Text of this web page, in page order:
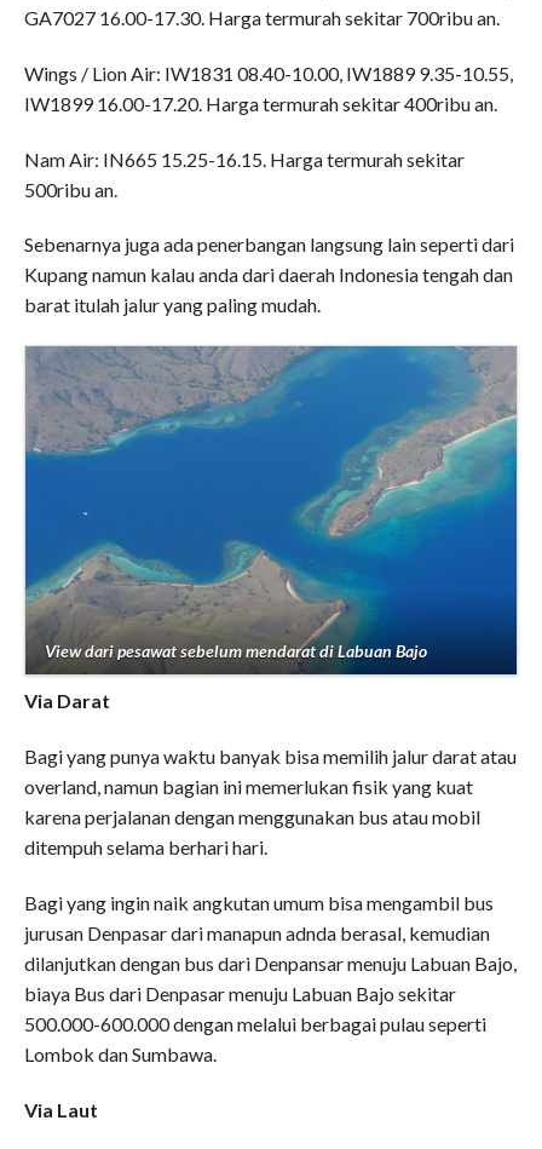
GA7027 16.00-17.30. Harga termurah sekitar 700ribu an.
Wings / Lion Air: IW1831 08.40-10.00, IW1889 9.35-10.55,
IW1899 16.00-17.20. Harga termurah sekitar 400ribu an.
Nam Air: IN665 15.25-16.15. Harga termurah sekitar
500ribu an.
Sebenarnya juga ada penerbangan langsung lain seperti dari
Kupang namun kalau anda dari daerah Indonesia tengah dan
barat itulah jalur yang paling mudah.
View dari pesawat sebelum mendarat di Labuan Bajo
Via Darat
Bagi yang punya waktu banyak bisa memilih jalur darat atau
overland, namun bagian ini memerlukan fisik yang kuat
karena perjalanan dengan menggunakan bus atau mobil
ditempuh selama berhari hari.
Bagi yang ingin naik angkutan umum bisa mengambil bus
jurusan Denpasar dari manapun adnda berasal, kemudian
dilanjutkan dengan bus dari Denpansar menuju Labuan Bajo,
biaya Bus dari Denpasar menuju Labuan Bajo sekitar
500.000-600.000 dengan melalui berbagai pulau seperti
Lombok dan Sumbawa.
Via Laut